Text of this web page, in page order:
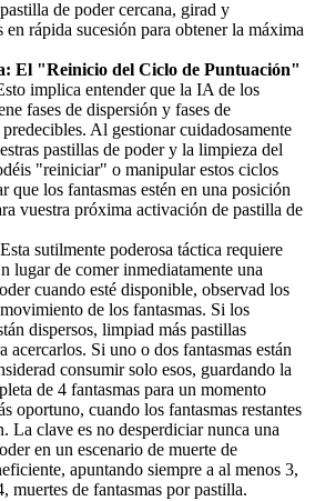
de poder cercana, girad y
en rápida sucesión para obtener la máxima
El "Reinicio del Ciclo de Puntuación"
implica entender que la IA de los
fases de dispersión y fases de
Al gestionar cuidadosamente
pastillas de poder y la limpieza del
"reiniciar" o manipular estos ciclos
que los fantasmas estén en una posición
vuestra próxima activación de pastilla de
Esta sutilmente poderosa táctica requiere
lugar de comer inmediatamente una
cuando esté disponible, observad los
de los fantasmas. Si los
dispersos, limpiad más pastillas
acercarlos. Si uno o dos fantasmas están
consumir solo esos, guardando la
de 4 fantasmas para un momento
oportuno, cuando los fantasmas restantes
La clave es no desperdiciar nunca una
en un escenario de muerte de
apuntando siempre a al menos 3,
muertes de fantasmas por pastilla.